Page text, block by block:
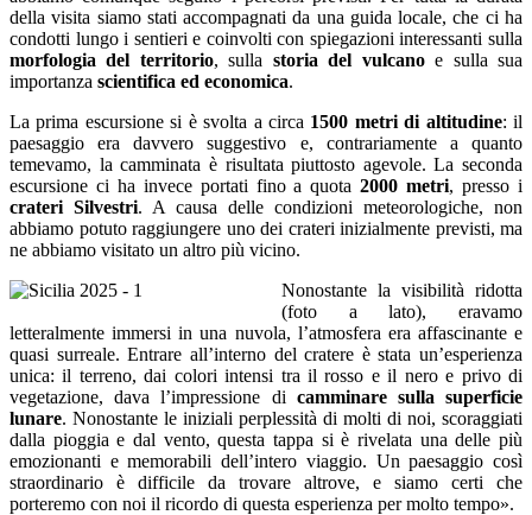
della visita siamo stati accompagnati da una guida locale, che ci ha
condotti lungo i sentieri e coinvolti con spiegazioni interessanti sulla
morfologia del territorio, sulla storia del vulcanoe sulla sua
importanza scientifica ed economica.
La prima escursione si è svolta a circa 1500 metri di altitudine: il
paesaggio era davvero suggestivo e, contrariamente a quanto
temevamo, la camminata è risultata piuttosto agevole. La seconda
escursione ci ha invece portati fino a quota2000 metri, presso i
crateri Silvestri. A causa delle condizioni meteorologiche, non
abbiamo potuto raggiungere uno dei crateri inizialmente previsti, ma
ne abbiamo visitato un altro più vicino.
Nonostante la visibilità ridotta
(foto a lato), eravamo
letteralmente immersi in una nuvola, l’atmosfera era affascinante e
quasi surreale. Entrare all’interno del cratere è stata un’esperienza
unica: il terreno, dai colori intensi tra il rosso e il nero e privo di
vegetazione, dava l’impressione di camminare sulla superficie
lunare. Nonostante le iniziali perplessità di molti di noi, scoraggiati
dalla pioggia e dal vento, questa tappa si è rivelata una delle più
emozionanti e memorabili dell’intero viaggio. Un paesaggio così
straordinario è difficile da trovare altrove, e siamo certi che
porteremo con noi il ricordo di questa esperienza per molto tempo».